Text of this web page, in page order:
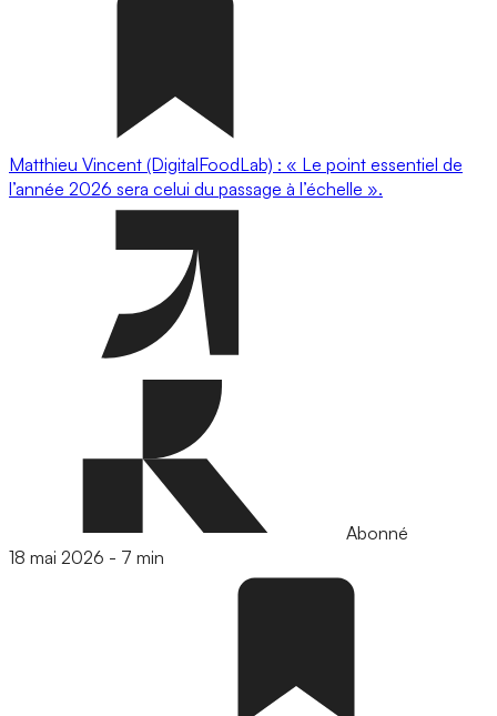
Matthieu Vincent (DigitalFoodLab) : « Le point essentiel de
l’année 2026 sera celui du passage à l’échelle ».
Abonné
18 mai 2026 - 7 min